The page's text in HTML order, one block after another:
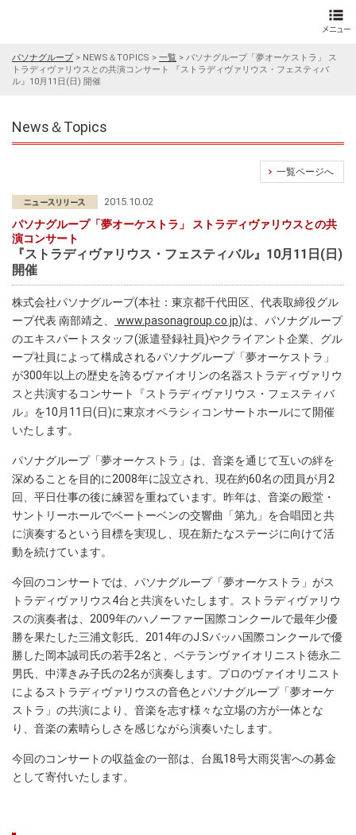
パソナグループ> NEWS＆TOPICS > 一覧 > パソナグループ「夢オーケストラ」 ス
トラディヴァリウスとの共演コンサート 『ストラディヴァリウス・フェスティバ
ル』10月11日(日) 開催
News＆Topics
一覧ページへ
2015.10.02
パソナグループ「夢オーケストラ」 ストラディヴァリウスとの共
演コンサート
『ストラディヴァリウス・フェスティバル』10月11日(日)
開催
株式会社パソナグループ(本社：東京都千代田区、代表取締役グル
ープ代表 南部靖之、
www.pasonagroup.co.jp)は、パソナグループ
のエキスパートスタッフ(派遣登録社員)やクライアント企業、グル
ープ社員によって構成されるパソナグループ「夢オーケストラ」
が300年以上の歴史を誇るヴァイオリンの名器ストラディヴァリウ
スと共演するコンサート『ストラディヴァリウス・フェスティバ
ル』を10月11日(日)に東京オペラシィコンサートホールにて開催
いたします。
パソナグループ「夢オーケストラ」は、音楽を通じて互いの絆を
深めることを目的に2008年に設立され、現在約60名の団員が月2
回、平日仕事の後に練習を重ねています。昨年は、音楽の殿堂・
サントリーホールでベートーベンの交響曲「第九」を合唱団と共
に演奏するという目標を実現し、現在新たなステージに向けて活
動を続けています。
今回のコンサートでは、パソナグループ「夢オーケストラ」がス
トラディヴァリウス4台と共演をいたします。ストラディヴァリウ
スの演奏者は、2009年のハノーファー国際コンクールで最年少優
勝を果たした三浦文彰氏、2014年のJ.Sバッハ国際コンクールで優
勝した岡本誠司氏の若手2名と、ベテランヴァイオリニスト徳永二
男氏、中澤きみ子氏の2名が演奏します。プロのヴァイオリニスト
によるストラディヴァリウスの音色とパソナグループ「夢オーケ
ストラ」の共演により、音楽を志す様々な立場の方が一体とな
り、音楽の素晴らしさを感じながら演奏いたします。
今回のコンサートの収益金の一部は、台風18号大雨災害への募金
として寄付いたします。